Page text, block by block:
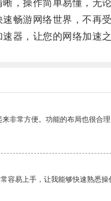
操作简单易懂，无论
游网络世界，不再受
，让您的网络加速之
非常方便。功能的布局也很合理
容易上手，让我能够快速熟悉操